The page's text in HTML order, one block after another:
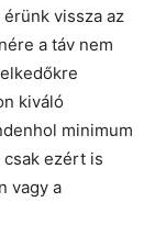
vissza az
a táv nem
kiváló
minimum
csak ezért is
vagy a